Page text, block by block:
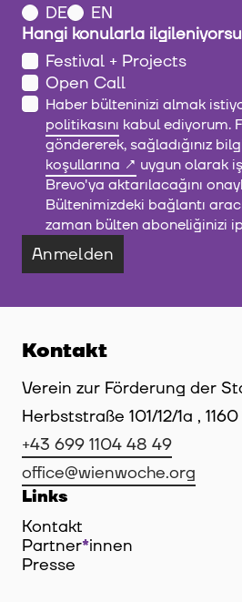
DE
EN
Hangi konularla
Festival + Projects
Open Call
Haber bülteninizi almak
politikasını kabul ediyorum.
göndererek, sağladığınız
koşullarına
uygun olarak
Brevo'ya aktarılacağını
Bültenimizdeki bağlantı
zaman bülten aboneliğinizi
Anmelden
Kontakt
Verein zur Förderung der
Herbststraße 101/12/1a ,
+43 699 1104 48 49
office@wienwoche.org
Links
Kontakt
Partner*innen
Presse